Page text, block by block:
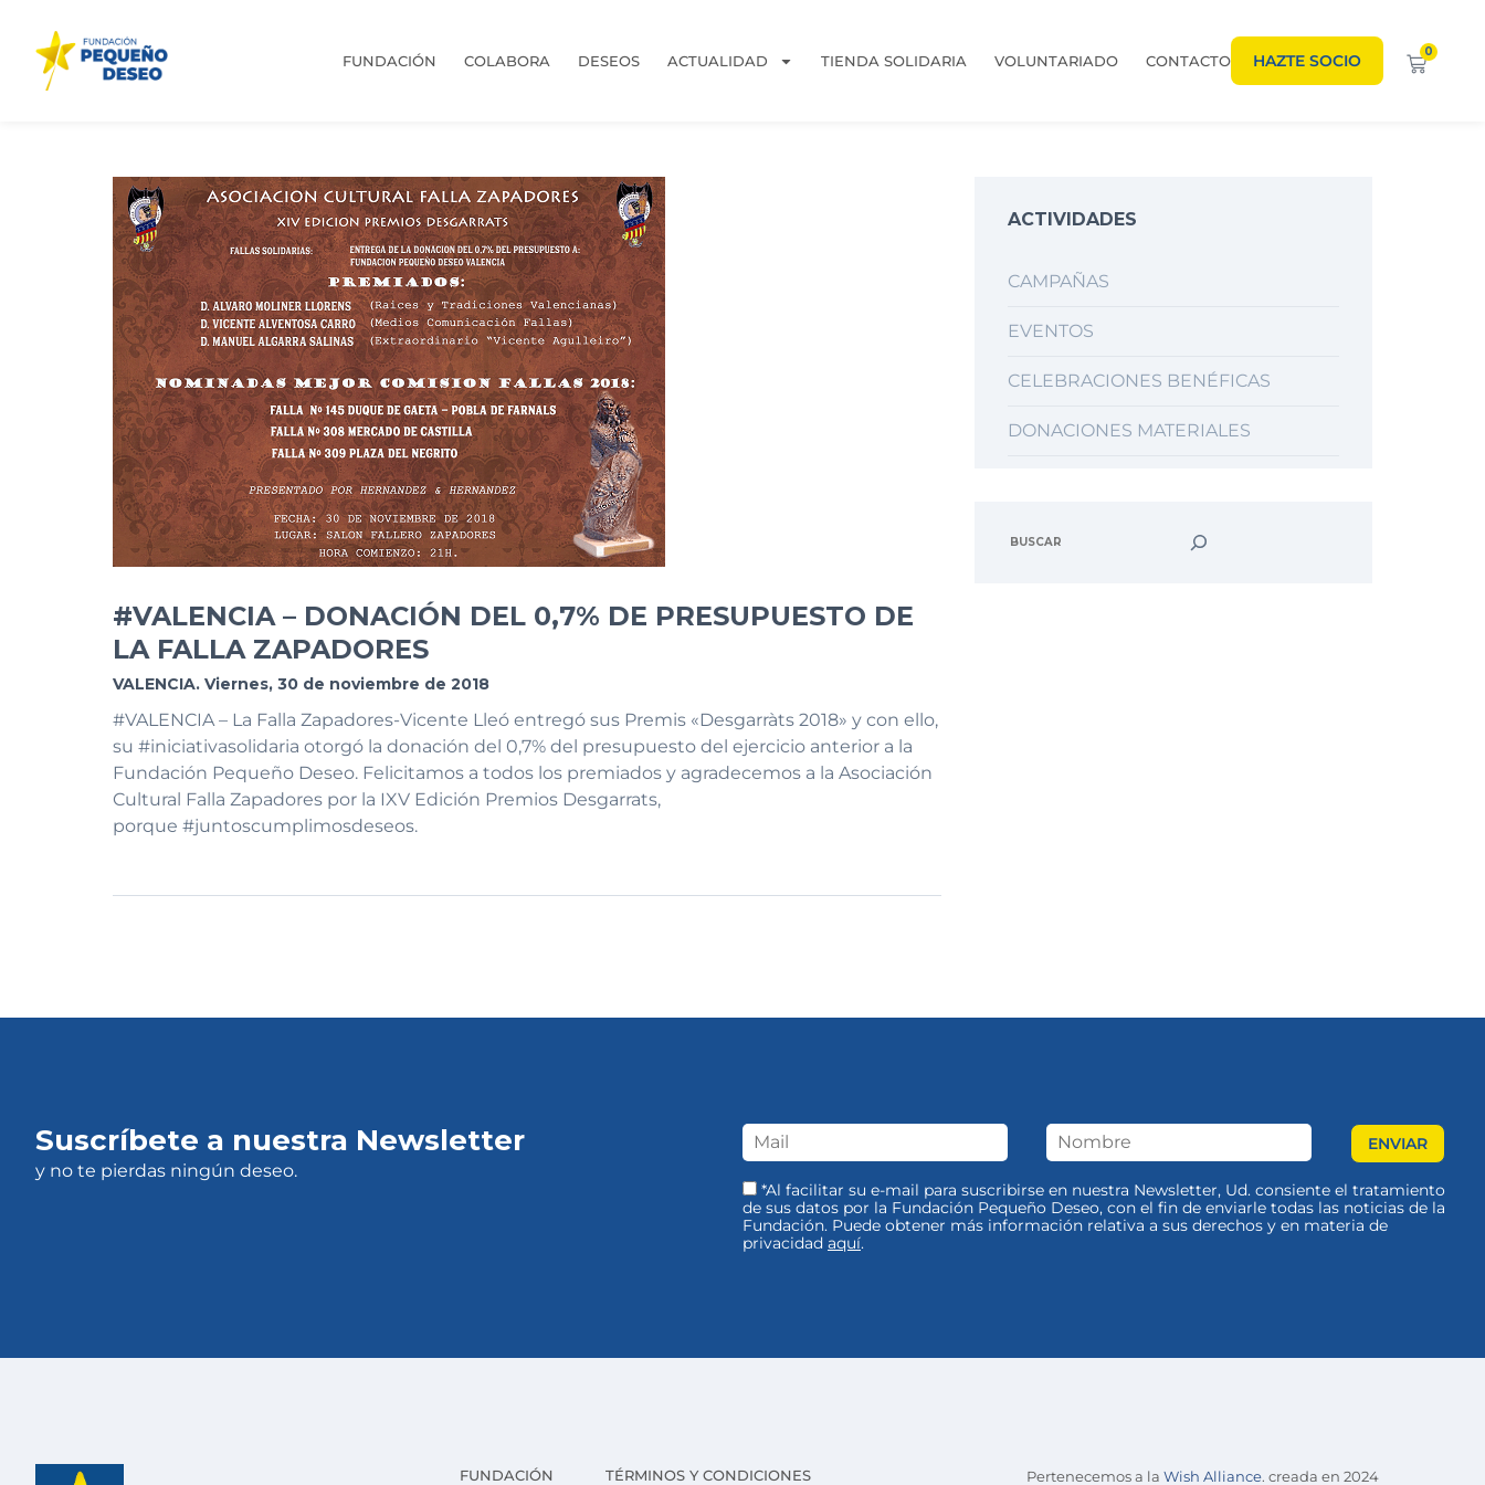
FUNDACIÓN COLABORA DESEOS ACTUALIDAD TIENDA SOLIDARIA VOLUNTARIADO CONTACTO HAZTE SOCIO 0
#VALENCIA – DONACIÓN DEL 0,7% DE PRESUPUESTO DE
LA FALLA ZAPADORES
VALENCIA. Viernes, 30 de noviembre de 2018
#VALENCIA – La Falla Zapadores-Vicente Lleó entregó sus Premis «Desgarràts 2018» y con ello,
su #iniciativasolidaria otorgó la donación del 0,7% del presupuesto del ejercicio anterior a la
Fundación Pequeño Deseo. Felicitamos a todos los premiados y agradecemos a la Asociación
Cultural Falla Zapadores por la IXV Edición Premios Desgarrats,
porque #juntoscumplimosdeseos.
ACTIVIDADES
CAMPAÑAS
EVENTOS
CELEBRACIONES BENÉFICAS
DONACIONES MATERIALES
Suscríbete a nuestra Newsletter
y no te pierdas ningún deseo.
*Al facilitar su e-mail para suscribirse en nuestra Newsletter, Ud. consiente el tratamiento
de sus datos por la Fundación Pequeño Deseo, con el fin de enviarle todas las noticias de la
Fundación. Puede obtener más información relativa a sus derechos y en materia de
privacidad aquí.
FUNDACIÓN TÉRMINOS Y CONDICIONES Pertenecemos a la Wish Alliance. creada en 2024